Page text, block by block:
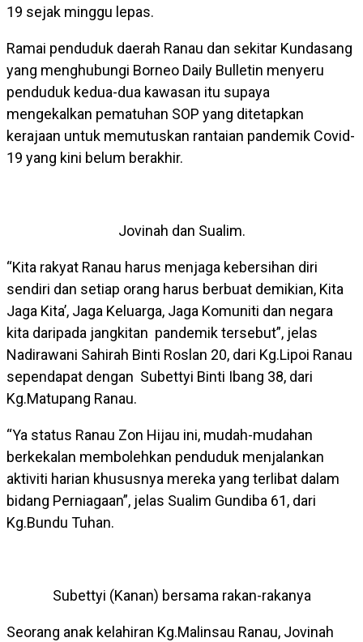
19 sejak minggu lepas.
Ramai penduduk daerah Ranau dan sekitar Kundasang
yang menghubungi Borneo Daily Bulletin menyeru
penduduk kedua-dua kawasan itu supaya
mengekalkan pematuhan SOP yang ditetapkan
kerajaan untuk memutuskan rantaian pandemik Covid-
19 yang kini belum berakhir.
Jovinah dan Sualim.
“Kita rakyat Ranau harus menjaga kebersihan diri
sendiri dan setiap orang harus berbuat demikian, Kita
Jaga Kita’, Jaga Keluarga, Jaga Komuniti dan negara
kita daripada jangkitan pandemik tersebut”, jelas
Nadirawani Sahirah Binti Roslan 20, dari Kg.Lipoi Ranau
sependapat dengan Subettyi Binti Ibang 38, dari
Kg.Matupang Ranau.
“Ya status Ranau Zon Hijau ini, mudah-mudahan
berkekalan membolehkan penduduk menjalankan
aktiviti harian khususnya mereka yang terlibat dalam
bidang Perniagaan”, jelas Sualim Gundiba 61, dari
Kg.Bundu Tuhan.
Subettyi (Kanan) bersama rakan-rakanya
Seorang anak kelahiran Kg.Malinsau Ranau, Jovinah